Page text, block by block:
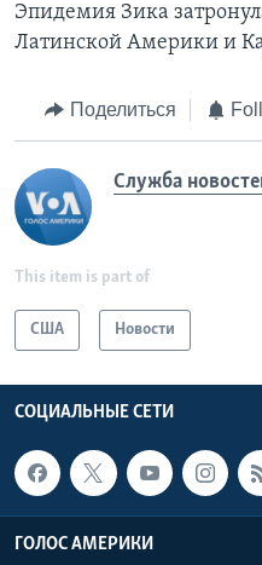
Эпидемия Зика
Латинской Америки и
Поделиться
Служба
This item is part of
США Новости
СОЦИАЛЬНЫЕ СЕТИ
ГОЛОС АМЕРИКИ